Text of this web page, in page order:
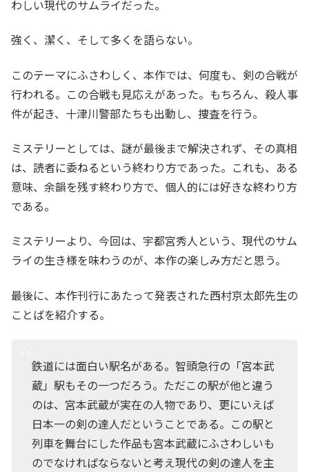
わしい現代のサムライだった。
強く、潔く、そして多くを語らない。
このテーマにふさわしく、本作では、何度も、剣の合戦が
行われる。この合戦も見応えがあった。もちろん、殺人事
件が起き、十津川警部たちも出動し、捜査を行う。
ミステリーとしては、謎が最後まで解決されず、その真相
は、読者に委ねるという終わり方であった。これも、ある
意味、余韻を残す終わり方で、個人的には好きな終わり方
である。
ミステリーより、今回は、宇都宮秀人という、現代のサム
ライの生き様を味わうのが、本作の楽しみ方だと思う。
最後に、本作刊行にあたって発表された西村京太郎先生の
ことばを紹介する。
鉄道には面白い駅名がある。智頭急行の「宮本武
蔵」駅もその一つだろう。ただこの駅が他と違う
のは、宮本武蔵が実在の人物であり、更にいえば
日本一の剣の達人だということである。この駅と
列車を舞台にした作品も宮本武蔵にふさわしいも
のでなければならないと考え現代の剣の達人を主